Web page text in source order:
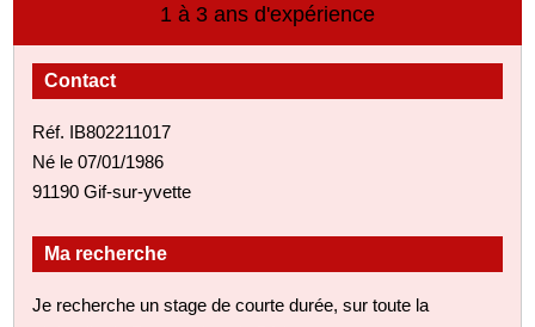
1 à 3 ans d'expérience
Contact
Réf. IB802211017
Né le 07/01/1986
91190 Gif-sur-yvette
Ma recherche
Je recherche un stage de courte durée, sur toute la